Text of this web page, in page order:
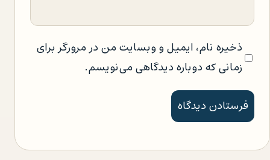
ذخیره نام، ایمیل و وبسایت من در مرورگر برای
زمانی که دوباره دیدگاهی می‌نویسم.